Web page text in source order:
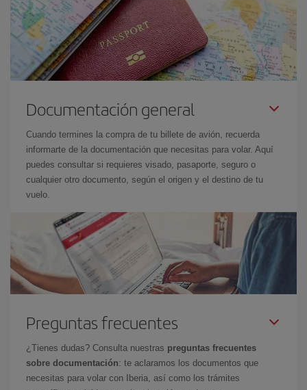
Documentación general
Cuando termines la compra de tu billete de avión, recuerda
informarte de la documentación que necesitas para volar. Aquí
puedes consultar si requieres visado, pasaporte, seguro o
cualquier otro documento, según el origen y el destino de tu
vuelo.
Preguntas frecuentes
¿Tienes dudas? Consulta nuestras preguntas frecuentes
sobre documentación: te aclaramos los documentos que
necesitas para volar con Iberia, así como los trámites